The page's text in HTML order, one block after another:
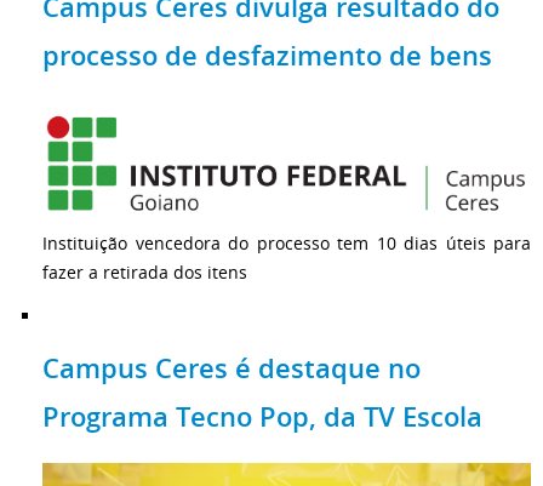
Campus Ceres divulga resultado do
processo de desfazimento de bens
Instituição vencedora do processo tem 10 dias úteis para
fazer a retirada dos itens
Campus Ceres é destaque no
Programa Tecno Pop, da TV Escola